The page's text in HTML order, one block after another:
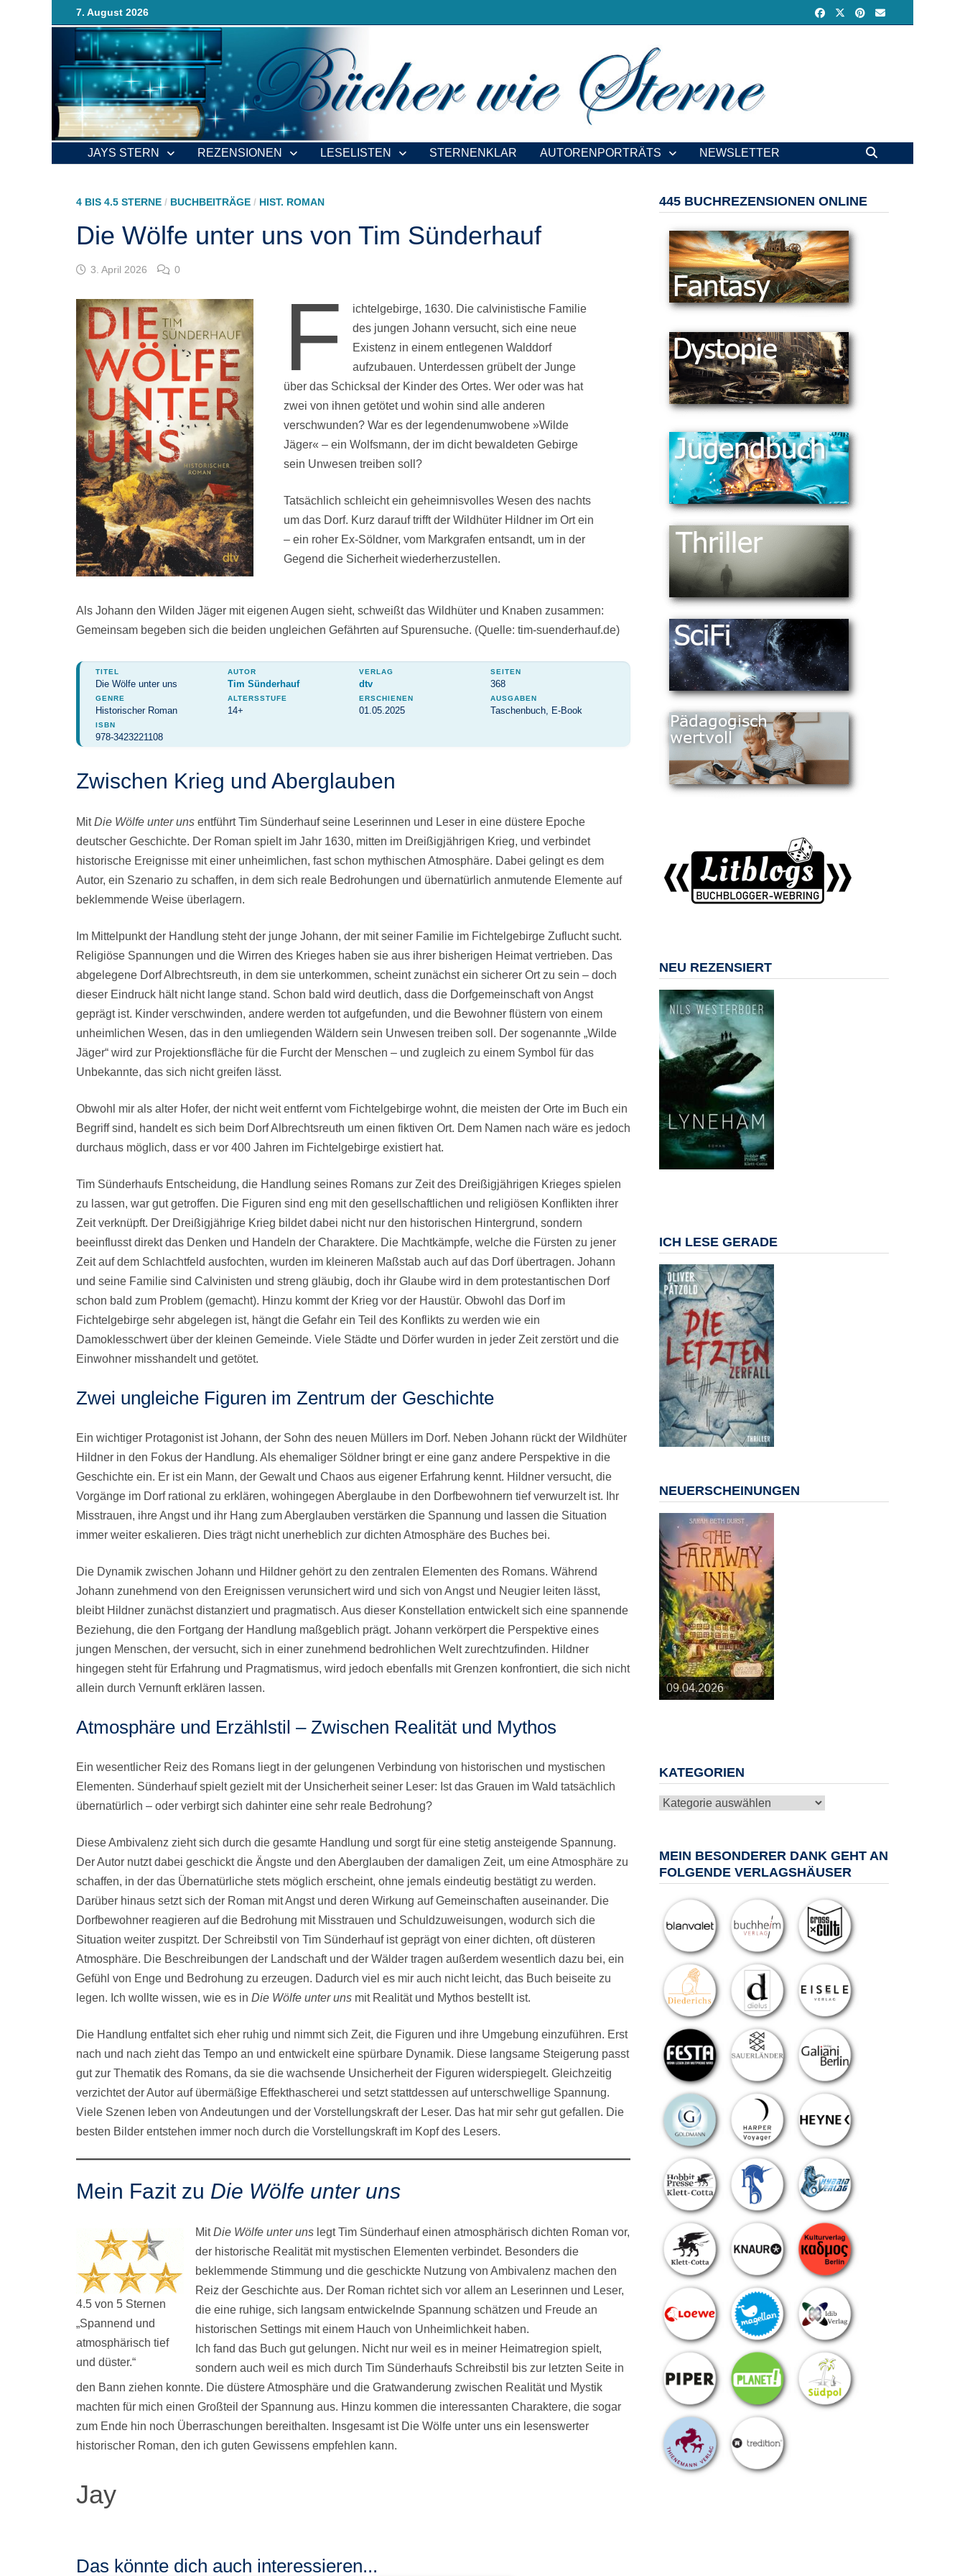
Zurück
zum
7. August 2026
JAYS STERN REZENSIONEN LESELISTEN STERNENKLAR AUTORENPORTRÄTS NEWSLETTER
4 BIS 4.5 STERNE / BUCHBEITRÄGE / HIST. ROMAN
Die Wölfe unter uns von Tim Sünderhauf
3. April 2026 0
F
ichtelgebirge, 1630. Die calvinistische Familie
des jungen Johann versucht, sich eine neue
Existenz in einem entlegenen Walddorf
aufzubauen. Unterdessen grübelt der Junge
über das Schicksal der Kinder des Ortes. Wer oder was hat
zwei von ihnen getötet und wohin sind alle anderen
verschwunden? War es der legendenumwobene »Wilde
Jäger« – ein Wolfsmann, der im dicht bewaldeten Gebirge
sein Unwesen treiben soll?
Tatsächlich schleicht ein geheimnisvolles Wesen des nachts
um das Dorf. Kurz darauf trifft der Wildhüter Hildner im Ort ein
– ein roher Ex-Söldner, vom Markgrafen entsandt, um in der
Gegend die Sicherheit wiederherzustellen.
Als Johann den Wilden Jäger mit eigenen Augen sieht, schweißt das Wildhüter und Knaben zusammen:
Gemeinsam begeben sich die beiden ungleichen Gefährten auf Spurensuche. (Quelle: tim-suenderhauf.de)
TITEL
Die Wölfe unter uns
AUTOR
Tim Sünderhauf
VERLAG
dtv
SEITEN
368
GENRE
Historischer Roman
ALTERSSTUFE
14+
ERSCHIENEN
01.05.2025
AUSGABEN
Taschenbuch, E-Book
ISBN
978-3423221108
Zwischen Krieg und Aberglauben
MitDie Wölfe unter uns entführt Tim Sünderhauf seine Leserinnen und Leser in eine düstere Epoche
deutscher Geschichte. Der Roman spielt im Jahr 1630, mitten im Dreißigjährigen Krieg, und verbindet
historische Ereignisse mit einer unheimlichen, fast schon mythischen Atmosphäre. Dabei gelingt es dem
Autor, ein Szenario zu schaffen, in dem sich reale Bedrohungen und übernatürlich anmutende Elemente auf
beklemmende Weise überlagern.
Im Mittelpunkt der Handlung steht der junge Johann, der mit seiner Familie im Fichtelgebirge Zuflucht sucht.
Religiöse Spannungen und die Wirren des Krieges haben sie aus ihrer bisherigen Heimat vertrieben. Das
abgelegene Dorf Albrechtsreuth, in dem sie unterkommen, scheint zunächst ein sicherer Ort zu sein – doch
dieser Eindruck hält nicht lange stand. Schon bald wird deutlich, dass die Dorfgemeinschaft von Angst
geprägt ist. Kinder verschwinden, andere werden tot aufgefunden, und die Bewohner flüstern von einem
unheimlichen Wesen, das in den umliegenden Wäldern sein Unwesen treiben soll. Der sogenannte „Wilde
Jäger“ wird zur Projektionsfläche für die Furcht der Menschen – und zugleich zu einem Symbol für das
Unbekannte, das sich nicht greifen lässt.
Obwohl mir als alter Hofer, der nicht weit entfernt vom Fichtelgebirge wohnt, die meisten der Orte im Buch ein
Begriff sind, handelt es sich beim Dorf Albrechtsreuth um einen fiktiven Ort. Dem Namen nach wäre es jedoch
durchaus möglich, dass er vor 400 Jahren im Fichtelgebirge existiert hat.
Tim Sünderhaufs Entscheidung, die Handlung seines Romans zur Zeit des Dreißigjährigen Krieges spielen
zu lassen, war gut getroffen. Die Figuren sind eng mit den gesellschaftlichen und religiösen Konflikten ihrer
Zeit verknüpft. Der Dreißigjährige Krieg bildet dabei nicht nur den historischen Hintergrund, sondern
beeinflusst direkt das Denken und Handeln der Charaktere. Die Machtkämpfe, welche die Fürsten zu jener
Zeit auf dem Schlachtfeld ausfochten, wurden im kleineren Maßstab auch auf das Dorf übertragen. Johann
und seine Familie sind Calvinisten und streng gläubig, doch ihr Glaube wird in dem protestantischen Dorf
schon bald zum Problem (gemacht). Hinzu kommt der Krieg vor der Haustür. Obwohl das Dorf im
Fichtelgebirge sehr abgelegen ist, hängt die Gefahr ein Teil des Konflikts zu werden wie ein
Damoklesschwert über der kleinen Gemeinde. Viele Städte und Dörfer wurden in jeder Zeit zerstört und die
Einwohner misshandelt und getötet.
Zwei ungleiche Figuren im Zentrum der Geschichte
Ein wichtiger Protagonist ist Johann, der Sohn des neuen Müllers im Dorf. Neben Johann rückt der Wildhüter
Hildner in den Fokus der Handlung. Als ehemaliger Söldner bringt er eine ganz andere Perspektive in die
Geschichte ein. Er ist ein Mann, der Gewalt und Chaos aus eigener Erfahrung kennt. Hildner versucht, die
Vorgänge im Dorf rational zu erklären, wohingegen Aberglaube in den Dorfbewohnern tief verwurzelt ist. Ihr
Misstrauen, ihre Angst und ihr Hang zum Aberglauben verstärken die Spannung und lassen die Situation
immer weiter eskalieren. Dies trägt nicht unerheblich zur dichten Atmosphäre des Buches bei.
Die Dynamik zwischen Johann und Hildner gehört zu den zentralen Elementen des Romans. Während
Johann zunehmend von den Ereignissen verunsichert wird und sich von Angst und Neugier leiten lässt,
bleibt Hildner zunächst distanziert und pragmatisch. Aus dieser Konstellation entwickelt sich eine spannende
Beziehung, die den Fortgang der Handlung maßgeblich prägt. Johann verkörpert die Perspektive eines
jungen Menschen, der versucht, sich in einer zunehmend bedrohlichen Welt zurechtzufinden. Hildner
hingegen steht für Erfahrung und Pragmatismus, wird jedoch ebenfalls mit Grenzen konfrontiert, die sich nicht
allein durch Vernunft erklären lassen.
Atmosphäre und Erzählstil – Zwischen Realität und Mythos
Ein wesentlicher Reiz des Romans liegt in der gelungenen Verbindung von historischen und mystischen
Elementen. Sünderhauf spielt gezielt mit der Unsicherheit seiner Leser: Ist das Grauen im Wald tatsächlich
übernatürlich – oder verbirgt sich dahinter eine sehr reale Bedrohung?
Diese Ambivalenz zieht sich durch die gesamte Handlung und sorgt für eine stetig ansteigende Spannung.
Der Autor nutzt dabei geschickt die Ängste und den Aberglauben der damaligen Zeit, um eine Atmosphäre zu
schaffen, in der das Übernatürliche stets möglich erscheint, ohne jemals eindeutig bestätigt zu werden.
Darüber hinaus setzt sich der Roman mit Angst und deren Wirkung auf Gemeinschaften auseinander. Die
Dorfbewohner reagieren auf die Bedrohung mit Misstrauen und Schuldzuweisungen, wodurch sich die
Situation weiter zuspitzt. Der Schreibstil von Tim Sünderhauf ist geprägt von einer dichten, oft düsteren
Atmosphäre. Die Beschreibungen der Landschaft und der Wälder tragen außerdem wesentlich dazu bei, ein
Gefühl von Enge und Bedrohung zu erzeugen. Dadurch viel es mir auch nicht leicht, das Buch beiseite zu
legen. Ich wollte wissen, wie es inDie Wölfe unter uns mit Realität und Mythos bestellt ist.
Die Handlung entfaltet sich eher ruhig und nimmt sich Zeit, die Figuren und ihre Umgebung einzuführen. Erst
nach und nach zieht das Tempo an und entwickelt eine spürbare Dynamik. Diese langsame Steigerung passt
gut zur Thematik des Romans, da sie die wachsende Unsicherheit der Figuren widerspiegelt. Gleichzeitig
verzichtet der Autor auf übermäßige Effekthascherei und setzt stattdessen auf unterschwellige Spannung.
Viele Szenen leben von Andeutungen und der Vorstellungskraft der Leser. Das hat mir sehr gut gefallen. Die
besten Bilder entstehen immer noch durch die Vorstellungskraft im Kopf des Lesers.
Mein Fazit zu Die Wölfe unter uns
4.5 von 5 Sternen
„Spannend und
atmosphärisch tief
und düster.“
MitDie Wölfe unter uns legt Tim Sünderhauf einen atmosphärisch dichten Roman vor,
der historische Realität mit mystischen Elementen verbindet. Besonders die
beklemmende Stimmung und die geschickte Nutzung von Ambivalenz machen den
Reiz der Geschichte aus. Der Roman richtet sich vor allem an Leserinnen und Leser,
die eine ruhige, sich langsam entwickelnde Spannung schätzen und Freude an
historischen Settings mit einem Hauch von Unheimlichkeit haben.
Ich fand das Buch gut gelungen. Nicht nur weil es in meiner Heimatregion spielt,
sondern auch weil es mich durch Tim Sünderhaufs Schreibstil bis zur letzten Seite in
den Bann ziehen konnte. Die düstere Atmosphäre und die Gratwanderung zwischen Realität und Mystik
machten für mich einen Großteil der Spannung aus. Hinzu kommen die interessanten Charaktere, die sogar
zum Ende hin noch Überraschungen bereithalten. Insgesamt ist Die Wölfe unter uns ein lesenswerter
historischer Roman, den ich guten Gewissens empfehlen kann.
Jay
Das könnte dich auch interessieren...
445 BUCHREZENSIONEN ONLINE
NEU REZENSIERT
ICH LESE GERADE
NEUERSCHEINUNGEN
25.03.2026
09.04.2026
20.05.2026
10.06.2026
13.08.2026
KATEGORIEN
Kategorien
MEIN BESONDERER DANK GEHT AN
FOLGENDE VERLAGSHÄUSER